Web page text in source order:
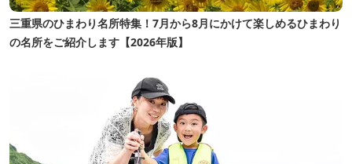
三重県のひまわり名所特集！7月から8月にかけて楽しめるひまわり
の名所をご紹介します【2026年版】